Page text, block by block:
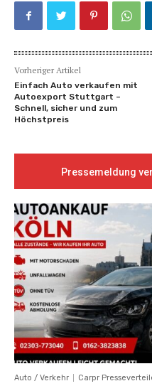
Vorheriger Artikel
Einfach Auto verkaufen mit
Autoexport Stuttgart –
Schnell, sicher und zum
Höchstpreis
Pressemeldung
Auto / Verkehr Carpr